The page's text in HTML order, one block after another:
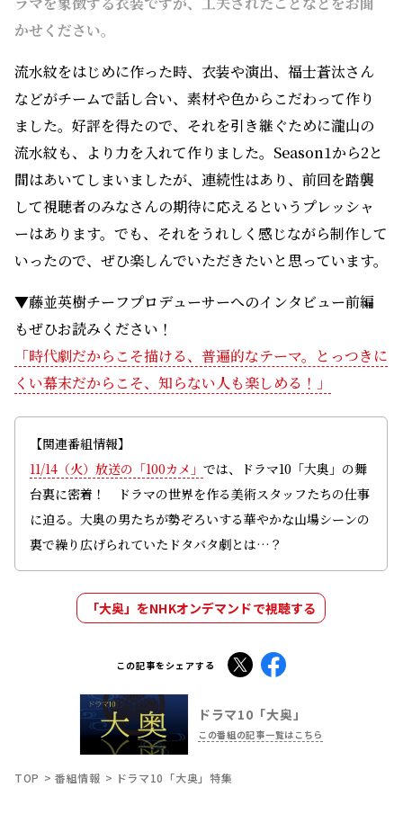
いったので、ぜひ楽しんでいただきたいと思っています。
もぜひお読みください！
「時代劇だからこそ描ける、普遍的なテーマ。とっつきに
くい幕末だからこそ、知らない人も楽しめる！」
11/14（火）放送の「100カメ」
台裏に密着！ ドラマの世界を作る美術スタッフたちの仕事
に迫る。大奥の男たちが勢ぞろいする華やかな山場シーンの
裏で繰り広げられていたドタバタ劇とは…？
「大奥」をNHKオンデマンドで視聴する
この記事をシェアする X Facebook
ドラマ10「大奥」
この番組の記事一覧はこちら
TOP 番組情報 ドラマ10「大奥」特集
おすすめ記事
古川雄大が号泣したシーンは？ これまでの
名場面を出演者が振り返る
2023.12.06
大奥
トピック
けっきょく『大奥』は何が凄いのか。最高峰
の脚色と女優の「自己ベスト」更新